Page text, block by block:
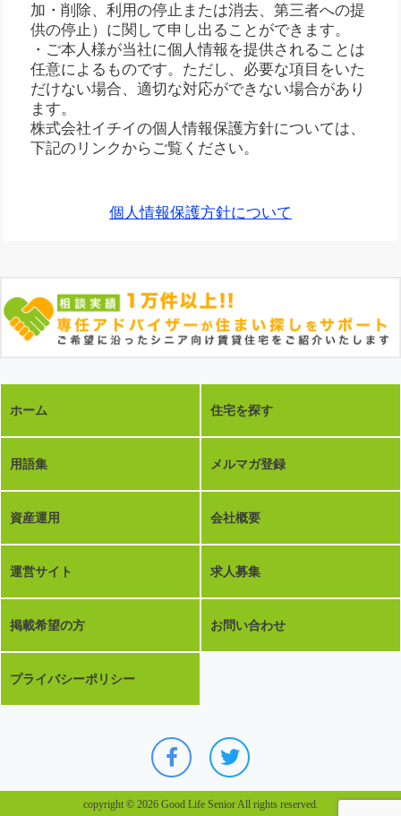
加・削除、利用の停止または消去、第三者への提
供の停止）に関して申し出ることができます。
・ご本人様が当社に個人情報を提供されることは
任意によるものです。ただし、必要な項目をいた
だけない場合、適切な対応ができない場合があり
ます。
株式会社イチイの個人情報保護方針については、
下記のリンクからご覧ください。
個人情報保護方針について
ホーム 住宅を探す
用語集 メルマガ登録
資産運用 会社概要
運営サイト 求人募集
掲載希望の方 お問い合わせ
プライバシーポリシー
copyright © 2026 Good Life Senior All rights reserved.